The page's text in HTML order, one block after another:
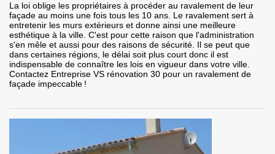
La loi oblige les propriétaires à procéder au ravalement de leur
façade au moins une fois tous les 10 ans. Le ravalement sert à
entretenir les murs extérieurs et donne ainsi une meilleure
esthétique à la ville. C'est pour cette raison que l'administration
s'en mêle et aussi pour des raisons de sécurité. Il se peut que
dans certaines régions, le délai soit plus court donc il est
indispensable de connaître les lois en vigueur dans votre ville.
Contactez Entreprise VS rénovation 30 pour un ravalement de
façade impeccable !